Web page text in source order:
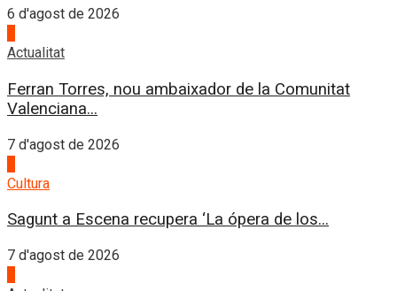
6 d'agost de 2026
Actualitat
Ferran Torres, nou ambaixador de la Comunitat
Valenciana...
7 d'agost de 2026
Cultura
Sagunt a Escena recupera ‘La ópera de los...
7 d'agost de 2026